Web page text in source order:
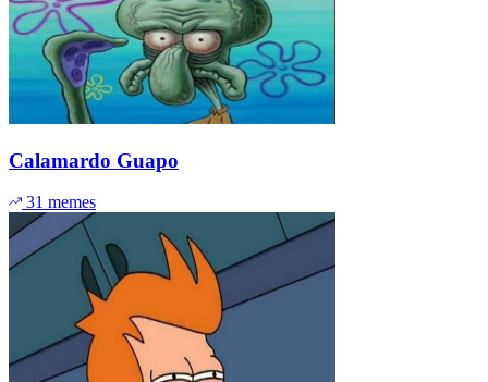
Calamardo Guapo
31 memes